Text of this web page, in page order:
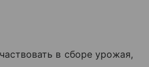
в сборе урожая,